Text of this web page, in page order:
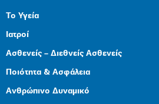
Το Υγεία
Ιατροί
Ασθενείς – Διεθνείς Ασθενείς
Ποιότητα & Ασφάλεια
Ανθρώπινο Δυναμικό